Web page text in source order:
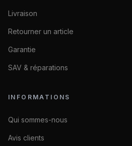
Livraison
Retourner un article
Garantie
SAV & réparations
INFORMATIONS
Qui sommes-nous
Avis clients